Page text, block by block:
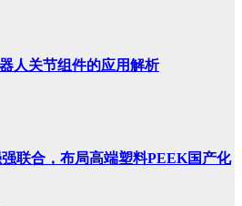
人关节组件的应用解析
联合，布局高端塑料PEEK国产化